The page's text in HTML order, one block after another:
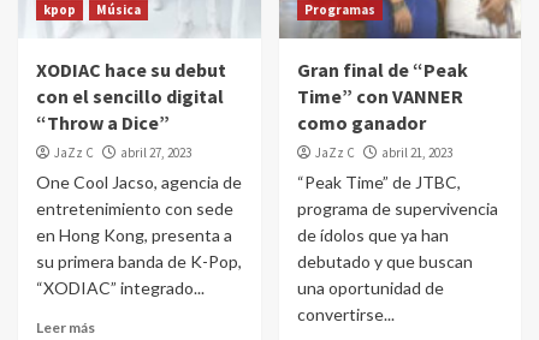
kpop Música
XODIAC hace su debut
con el sencillo digital
“Throw a Dice”
JaZz C abril 27, 2023
One Cool Jacso, agencia de
entretenimiento con sede
en Hong Kong, presenta a
su primera banda de K-Pop,
“XODIAC” integrado...
Leer más
Programas
Gran final de “Peak
Time” con VANNER
como ganador
JaZz C abril 21, 2023
“Peak Time” de JTBC,
programa de supervivencia
de ídolos que ya han
debutado y que buscan
una oportunidad de
convertirse...